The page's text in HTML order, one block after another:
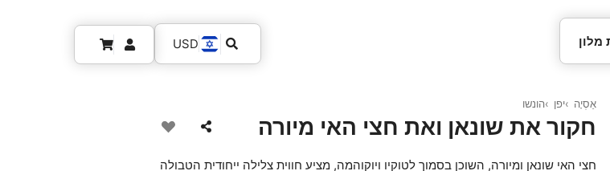
מלון USD
אַסְיָה יפן הונשו
חקור את שונאן ואת חצי האי מיורה
חצי האי שונאן ומיורה, השוכן בסמוך לטוקיו ויוקוהמה, מציע חווית צלילה ייחודית הטבולה